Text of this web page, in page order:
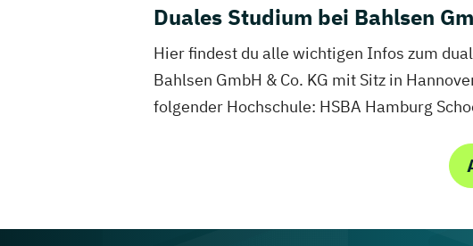
Duales Studium bei Bahlsen
Hier findest du alle wichtigen Infos zum
Bahlsen GmbH & Co. KG mit Sitz in
folgender Hochschule: HSBA Hamburg